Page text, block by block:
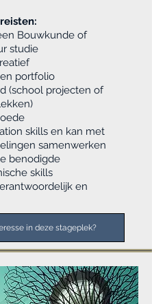
Bouwkunde of
studie
portfolio
(school projecten of
skills en kan met
samenwerken
benodigde
skills
en
in deze stageplek?